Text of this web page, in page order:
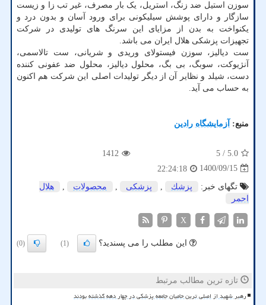
سوزن استیل ضد زنگ، استریل، یک بار مصرف، غیر تب زا و زیست
سازگار و دارای پوشش سیلیکونی برای ورود آسان و بدون درد و
یکنواخت به بدن از مزایای این سرنگ های تولیدی در شرکت
تجهیزات پزشکی هلال ایران می باشد.
ست دیالیز، سوزن فیستولای وریدی و شریانی، ست تالاسمی،
آنژیوکت، سوبگ، بی بگ، محلول دیالیز، محلول ضد عفونی کننده
دست، شیلد و نظایر آن از دیگر تولیدات اصلی این شرکت هم اکنون
به حساب می آید.
منبع: آزمایشگاه رادین
5.0
/ 5
1412
1400/09/15
22:24:18
تگهای خبر:
پزشك , پزشكی , محصولات ,
هلال
احمر
X
این مطلب را می پسندید؟ (1)
(0)
تازه ترین مطالب مرتبط
رهبر شهید از اصلی ترین حامیان جامعه پزشکی در چهار دهه گذشته بودند